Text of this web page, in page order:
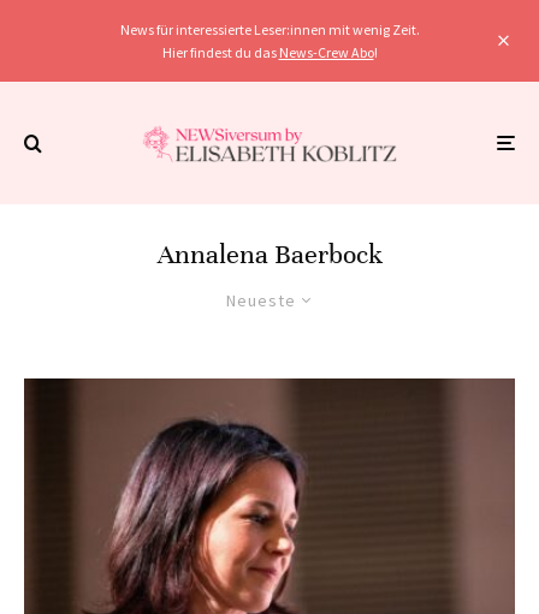
News für interessierte Leser:innen mit wenig Zeit.
Hier findest du das News-Crew Abo!
Annalena Baerbock
Neueste